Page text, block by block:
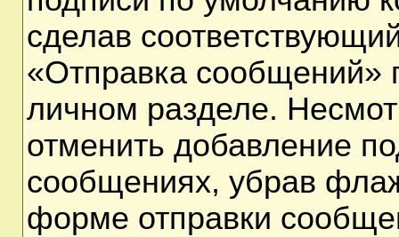
сделав
«Отправка сообщений»
личном разделе.
отменить добавление
сообщениях, убрав
форме отправки